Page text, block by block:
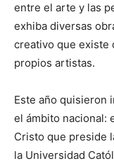
entre el arte y las
exhiba diversas
creativo que existe
propios artistas.
Este año quisieron
el ámbito nacional:
Cristo que preside
la Universidad